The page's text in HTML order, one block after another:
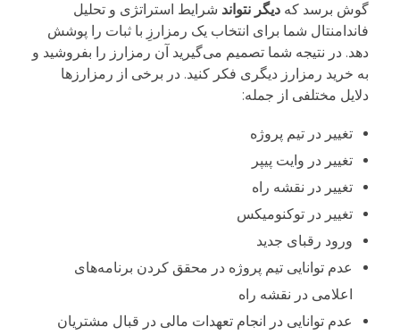
گوش برسد که دیگر نتواند شرایط استراتژی و تحلیل
فاندامنتال شما برای انتخاب یک رمزارزِ با ثبات را پوشش
دهد. در نتیجه شما تصمیم می‌گیرید آن رمزارز را بفروشید و
به خرید رمزارز دیگری فکر کنید. در برخی از رمزارزها
دلایل مختلفی از جمله:
تغییر در تیم پروژه
تغییر در وایت پیپر
تغییر در نقشه راه
تغییر در توکنومیکس
ورود رقبای جدید
عدم توانایی تیم پروژه در محقق کردن برنامه‌های
اعلامی در نقشه راه
عدم توانایی در انجام تعهدات مالی در قبال مشتریان